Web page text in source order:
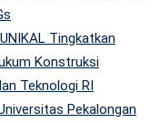
Tingkatkan
Konstruksi
Teknologi RI
Pekalongan